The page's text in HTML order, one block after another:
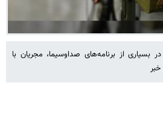
بسیاری از برنامه‌های صداوسیما، مجریان با